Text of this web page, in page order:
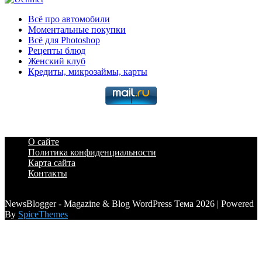
Всё про автомобили
Моментальные покупки
Всё для Photoshop
Рецепты блюд
Женский клуб
Кредиты, микрозаймы, карты
О сайте
Политика конфиденциальности
Карта сайта
Контакты
NewsBlogger - Magazine & Blog WordPress Тема 2026 | Powered
By SpiceThemes